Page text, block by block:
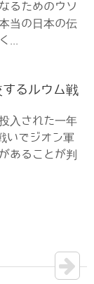
るためのウソ
当の日本の伝
...
るルウム戦
入された一年
いでジオン軍
あることが判